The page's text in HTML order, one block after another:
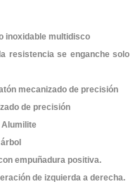
inoxidable multidisco
resistencia se enganche solo
mecanizado de precisión
de precisión
Alumilite
empuñadura positiva.
de izquierda a derecha.